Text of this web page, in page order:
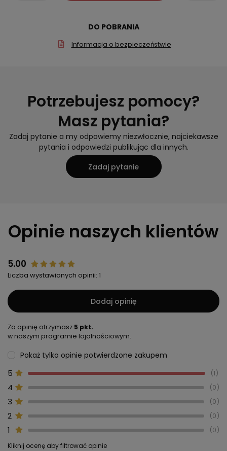
DO POBRANIA
Informacja o bezpieczeństwie
Potrzebujesz pomocy?
Masz pytania?
Zadaj pytanie a my odpowiemy niezwłocznie, najciekawsze
pytania i odpowiedzi publikując dla innych.
Zadaj pytanie
Opinie naszych klientów
5.00
Liczba wystawionych opinii: 1
Dodaj opinię
Za opinię otrzymasz 5 pkt.
w naszym programie lojalnościowym.
Pokaż tylko opinie potwierdzone zakupem
5 1
4 0
3 0
2 0
1 0
Kliknij ocenę aby filtrować opinie